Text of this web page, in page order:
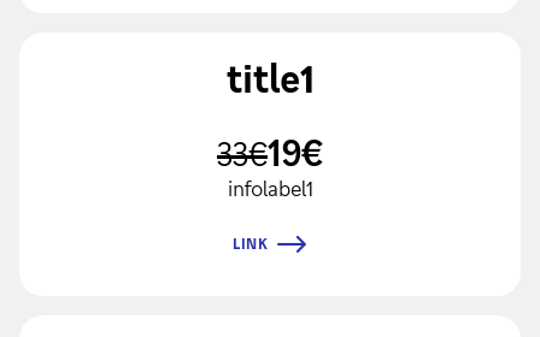
title1
33€19€
infolabel1
LINK